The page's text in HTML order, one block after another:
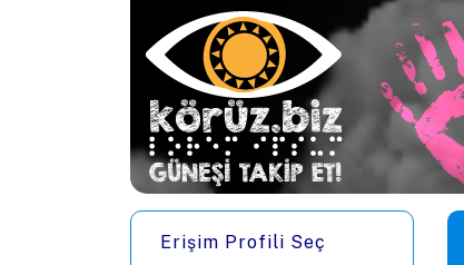
Ana içeriğe zıpla
Erişim Profili Seç